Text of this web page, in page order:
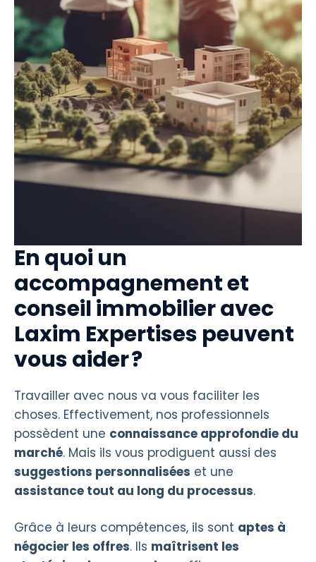
En quoi un
accompagnement et
conseil immobilier avec
Laxim Expertises peuvent
vous aider ?
Travailler avec nous va vous faciliter les
choses. Effectivement, nos professionnels
possèdent une connaissance approfondie du
marché. Mais ils vous prodiguent aussi des
suggestions personnalisées et une
assistance tout au long du processus.
Grâce à leurs compétences, ils sont aptes à
négocier les offres. Ils maîtrisent les